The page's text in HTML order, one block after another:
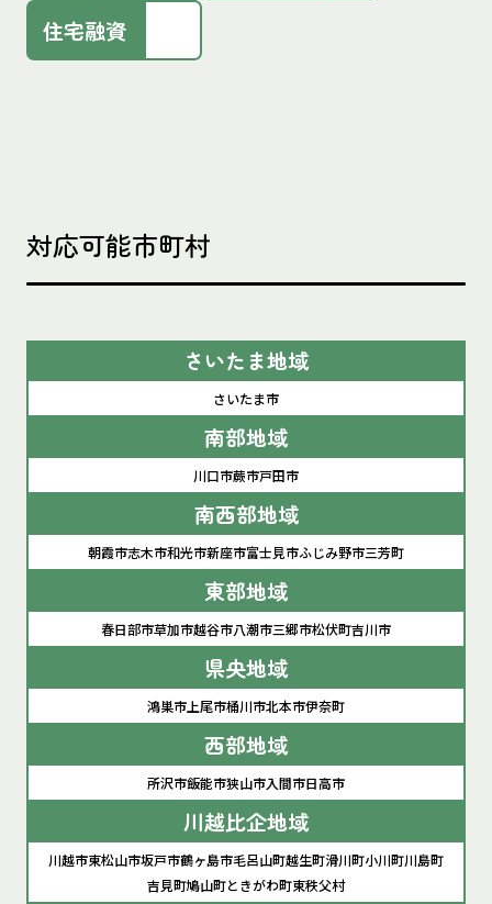
住宅融資
対応可能市町村
さいたま地域
さいたま市
南部地域
川口市蕨市戸田市
南西部地域
朝霞市志木市和光市新座市富士見市ふじみ野市三芳町
東部地域
春日部市草加市越谷市八潮市三郷市松伏町吉川市
県央地域
鴻巣市 上尾市桶川市北本市伊奈町
西部地域
所沢市飯能市狭山市入間市日高市
川越比企地域
川越市東松山市坂戸市鶴ヶ島市毛呂山町越生町滑川町小川町川島町
吉見町鳩山町ときがわ町東秩父村